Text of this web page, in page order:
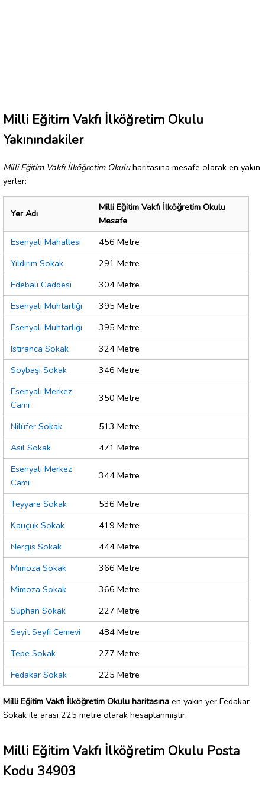
Milli Eğitim Vakfı İlköğretim Okulu
Yakınındakiler
Milli Eğitim Vakfı İlköğretim Okuluharitasına mesafe olarak en yakın
yerler:
Yer Adı
Milli Eğitim Vakfı İlköğretim Okulu
Mesafe
Esenyalı Mahallesi
456 Metre
Yıldırım Sokak
291 Metre
Edebali Caddesi
304 Metre
Esenyalı Muhtarlığı
395 Metre
Esenyalı Muhtarlığı
395 Metre
Istıranca Sokak
324 Metre
Soybaşı Sokak
346 Metre
Esenyalı Merkez
Cami
350 Metre
Nilüfer Sokak
513 Metre
Asil Sokak
471 Metre
Esenyalı Merkez
Cami
344 Metre
Teyyare Sokak
536 Metre
Kauçuk Sokak
419 Metre
Nergis Sokak
444 Metre
Mimoza Sokak
366 Metre
Mimoza Sokak
366 Metre
Süphan Sokak
227 Metre
Seyit Seyfi Cemevi
484 Metre
Tepe Sokak
277 Metre
Fedakar Sokak
225 Metre
Milli Eğitim Vakfı İlköğretim Okulu haritasına en yakın yer Fedakar
Sokak ile arası 225 metre olarak hesaplanmıştır.
Milli Eğitim Vakfı İlköğretim Okulu Posta
Kodu 34903